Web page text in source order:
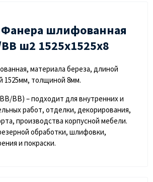
шлифованная
ш2 1525х1525х8
материала береза, длиной
1525мм, толщиной 8мм.
ВВ) – подходит для внутренних и
работ, отделки, декорирования,
производства корпусной мебели.
обработки, шлифовки,
и покраски.